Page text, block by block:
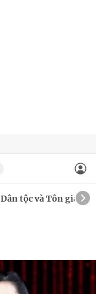
Dân tộc và Tôn giáo